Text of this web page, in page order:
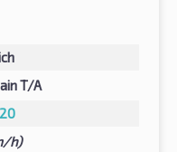
T/A
h)